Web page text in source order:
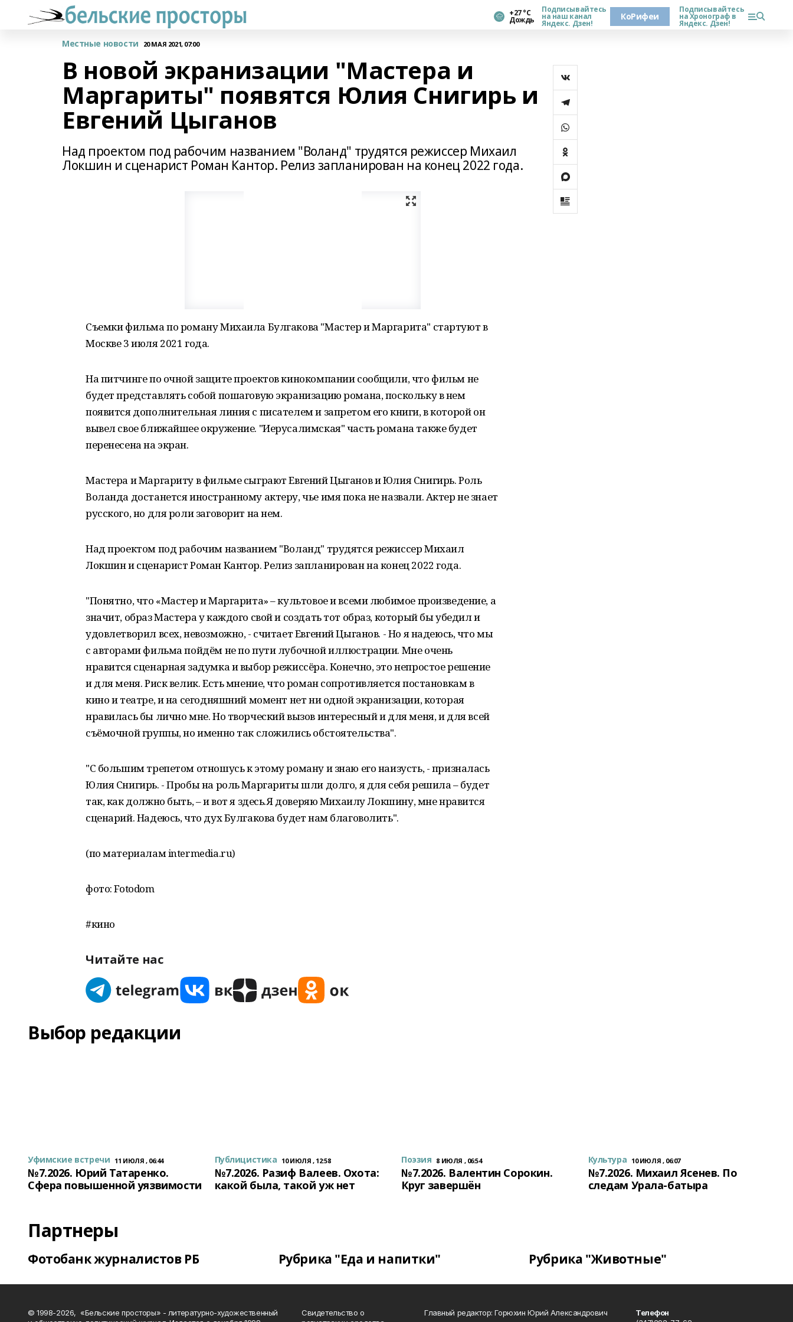
+27 °С
Дождь
Подписывайтесь
на наш канал
Яндекс. Дзен!
КоРифеи
Подписывайтесь
на Хронограф в
Яндекс. Дзен!
Местные новости 20 МАЯ 2021, 07:00
В новой экранизации "Мастера и
Маргариты" появятся Юлия Снигирь и
Евгений Цыганов
Над проектом под рабочим названием "Воланд" трудятся режиссер Михаил
Локшин и сценарист Роман Кантор. Релиз запланирован на конец 2022 года.
Съемки фильма по роману Михаила Булгакова "Мастер и Маргарита" стартуют в
Москве 3 июля 2021 года.
На питчинге по очной защите проектов кинокомпании сообщили, что фильм не
будет представлять собой пошаговую экранизацию романа, поскольку в нем
появится дополнительная линия с писателем и запретом его книги, в которой он
вывел свое ближайшее окружение. "Иерусалимская" часть романа также будет
перенесена на экран.
Мастера и Маргариту в фильме сыграют Евгений Цыганов и Юлия Снигирь. Роль
Воланда достанется иностранному актеру, чье имя пока не назвали. Актер не знает
русского, но для роли заговорит на нем.
Над проектом под рабочим названием "Воланд" трудятся режиссер Михаил
Локшин и сценарист Роман Кантор. Релиз запланирован на конец 2022 года.
"Понятно, что «Мастер и Маргарита» – культовое и всеми любимое произведение, а
значит, образ Мастера у каждого свой и создать тот образ, который бы убедил и
удовлетворил всех, невозможно, - считает Евгений Цыганов. - Но я надеюсь, что мы
с авторами фильма пойдём не по пути лубочной иллюстрации. Мне очень
нравится сценарная задумка и выбор режиссёра. Конечно, это непростое решение
и для меня. Риск велик. Есть мнение, что роман сопротивляется постановкам в
кино и театре, и на сегодняшний момент нет ни одной экранизации, которая
нравилась бы лично мне. Но творческий вызов интересный и для меня, и для всей
съёмочной группы, но именно так сложились обстоятельства".
"С большим трепетом отношусь к этому роману и знаю его наизусть, - призналась
Юлия Снигирь. - Пробы на роль Маргариты шли долго, я для себя решила – будет
так, как должно быть, – и вот я здесь.Я доверяю Михаилу Локшину, мне нравится
сценарий. Надеюсь, что дух Булгакова будет нам благоволить".
(по материалам intermedia.ru)
фото: Fotodom
#кино
Читайте нас
Выбор редакции
Уфимские встречи 11 ИЮЛЯ , 06:44
№7.2026. Юрий Татаренко.
Сфера повышенной уязвимости
Публицистика 10 ИЮЛЯ , 12:58
№7.2026. Разиф Валеев. Охота:
какой была, такой уж нет
Поэзия 8 ИЮЛЯ , 06:54
№7.2026. Валентин Сорокин.
Круг завершён
Культура 10 ИЮЛЯ , 06:07
№7.2026. Михаил Ясенев. По
следам Урала-батыра
Партнеры
Фотобанк журналистов РБ Рубрика "Еда и напитки" Рубрика "Животные"
© 1998-2026, «Бельские просторы» - литературно-художественный
Свидетельство о
Главный редактор: Горюхин Юрий Александрович
Телефон